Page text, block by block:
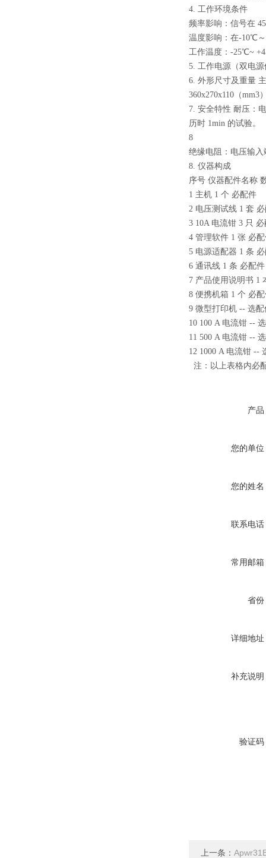
4. 工作环境条件
频率影响：信号在
温度影响：在-10℃
工作温度：-25℃~
5. 工作电源（双电
6. 外形尺寸及重量
360x270x110（mm3
7. 安全特性 耐压：
历时 1min 的试验。
8
绝缘电阻：电压输
8. 仪器构成
序号 仪器配件名称
1 主机 1 个 必配件
2 电压测试线 1 套
3 10A 电流钳 3 只
4 管理软件 1 张 必
5 电源适配器 1 条
6 通讯线 1 条 必配
7 产品使用说明书 1
8 便携机箱 1 个 必
9 微型打印机 -- 选
10 100 A 电流钳 --
11 500 A 电流钳 --
12 1000 A 电流钳 --
注：以上表格内必
产品
您的单位
您的姓名
联系电话
常用邮箱
省份
详细地址
补充说明
验证码
上一条：